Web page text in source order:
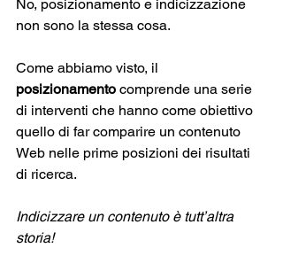
No, posizionamento e indicizzazione
non sono la stessa cosa.
Come abbiamo visto, il
posizionamento comprende una serie
di interventi che hanno come obiettivo
quello di far comparire un contenuto
Web nelle prime posizioni dei risultati
di ricerca.
Indicizzare un contenuto è tutt’altra
storia!